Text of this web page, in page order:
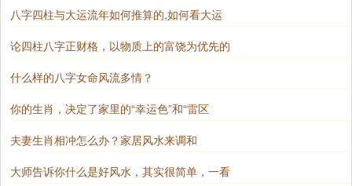
八字四柱与大运流年如何推算的,如何看大运
论四柱八字正财格，以物质上的富饶为优先的
什么样的八字女命风流多情？
你的生肖，决定了家里的“幸运色”和“雷区
夫妻生肖相冲怎么办？家居风水来调和
大师告诉你什么是好风水，其实很简单，一看